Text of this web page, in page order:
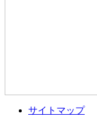
サイトマップ